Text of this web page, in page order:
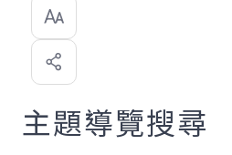
選
喜
歡
主題導覽搜尋